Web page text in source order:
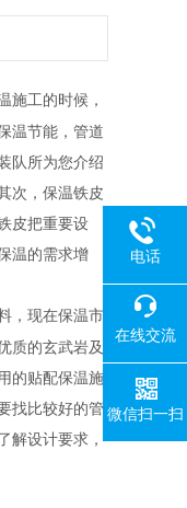
施工的时候，
温节能，管道
队所为您介绍
次，保温铁皮
皮把重要设
温的需求增
，现在保温市
质的玄武岩及
的贴配保温施
找比较好的管
解设计要求，
电话
在线交流
微信扫一扫